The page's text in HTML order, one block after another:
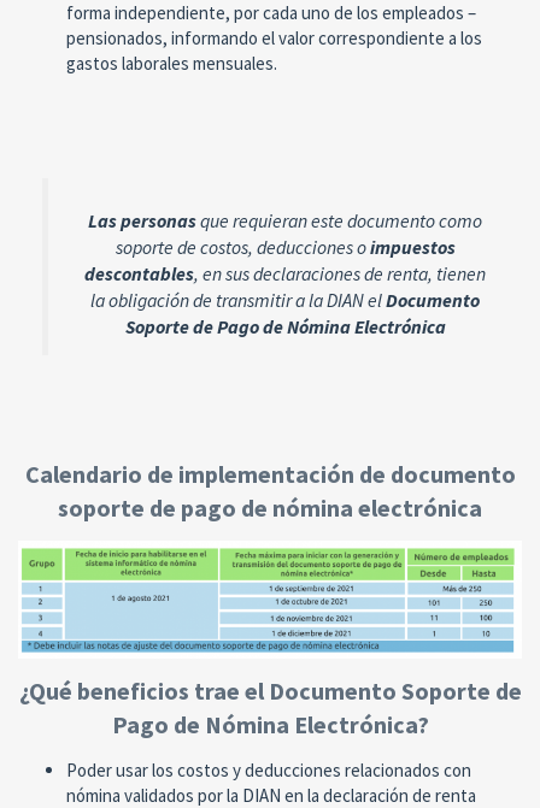
forma independiente, por cada uno de los empleados –
pensionados, informando el valor correspondiente a los
gastos laborales mensuales.
Las personasque requieran este documento como
soporte de costos, deducciones oimpuestos
descontables, en sus declaraciones de renta, tienen
la obligación de transmitir a la DIAN elDocumento
Soporte de Pago de Nómina Electrónica
Calendario de implementación de documento
soporte de pago de nómina electrónica
¿Qué beneficios trae el Documento Soporte de
Pago de Nómina Electrónica?
Poder usar los costos y deducciones relacionados con
nómina validados por la DIAN en la declaración de renta